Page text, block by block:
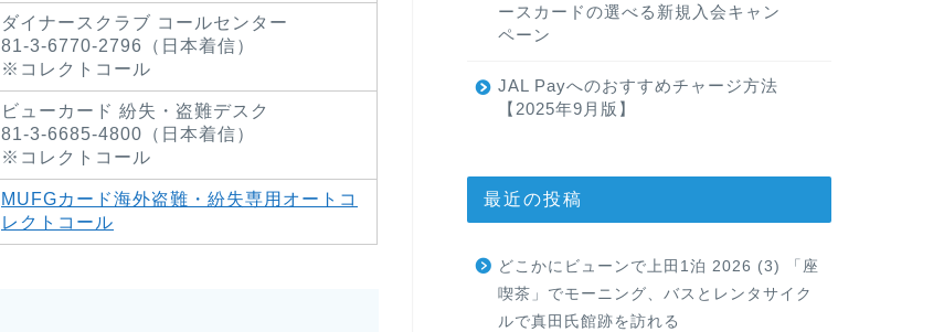
ダイナースクラブ コールセンター
81-3-6770-2796（日本着信）
※コレクトコール
ビューカード 紛失・盗難デスク
81-3-6685-4800（日本着信）
※コレクトコール
MUFGカード海外盗難・紛失専用オートコ
レクトコール
ースカードの選べる新規入会キャン
ペーン
JAL Payへのおすすめチャージ方法
【2025年9月版】
最近の投稿
どこかにビューンで上田1泊 2026 (3) 「座
喫茶」でモーニング、バスとレンタサイク
ルで真田氏館跡を訪れる